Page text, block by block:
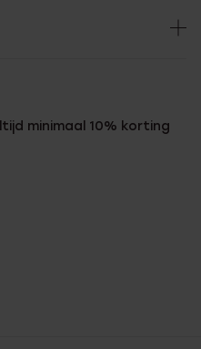
minimaal 10% korting